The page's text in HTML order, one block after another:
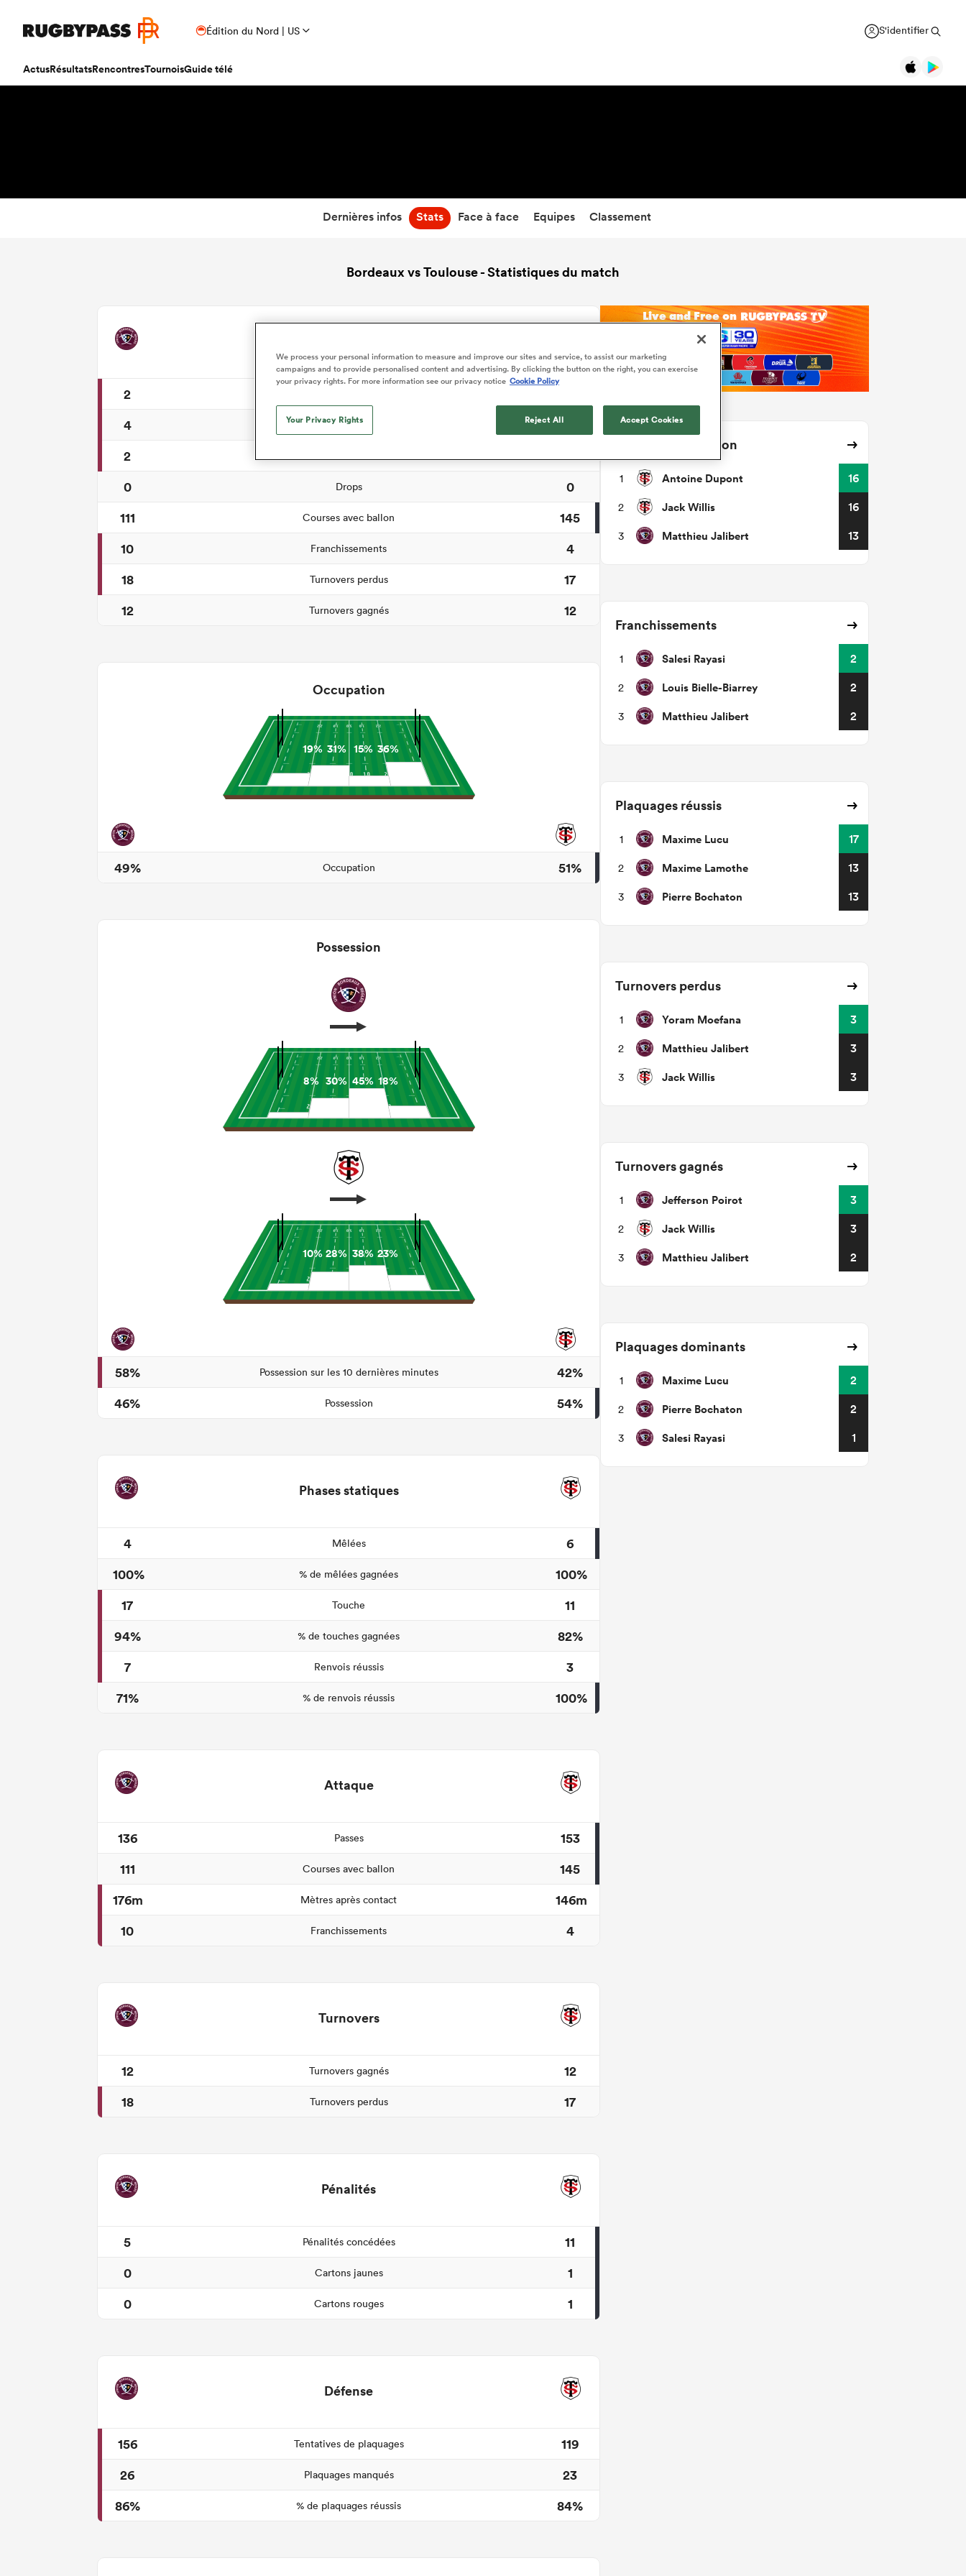
Édition du Nord | US S'identifier
ActusRésultatsRencontresTournoisGuide télé
Dernières infos Stats Face à face Equipes Classement
Bordeaux vs Toulouse - Statistiques du match
Courses avec ballon
1 Antoine Dupont 16
2 Jack Willis 16
3 Matthieu Jalibert 13
Franchissements
1 Salesi Rayasi 2
2 Louis Bielle-Biarrey 2
3 Matthieu Jalibert 2
Plaquages réussis
1 Maxime Lucu 17
2 Maxime Lamothe 13
3 Pierre Bochaton 13
Turnovers perdus
1 Yoram Moefana 3
2 Matthieu Jalibert 3
3 Jack Willis 3
Turnovers gagnés
1 Jefferson Poirot 3
2 Jack Willis 3
3 Matthieu Jalibert 2
Plaquages dominants
1 Maxime Lucu 2
2 Pierre Bochaton 2
3 Salesi Rayasi 1
2
4
Essais
2
1
0
Drops
0
111
Courses avec ballon
145
10
Franchissements
4
18
Turnovers perdus
17
12
Turnovers gagnés 12
Occupation
19% 31% 15% 36%
49% Occupation 51%
Possession
8% 30% 45% 18%
10%28% 38% 23%
58% Possession sur les 10 dernières minutes
42%
46%
Possession 54%
Phases statiques
4 Mêlées
6
100%
% de mêlées gagnées
100%
17
Touche
11
94%
% de touches gagnées
82%
7
Renvois réussis
3
71%
% de renvois réussis 100%
Attaque
136 Passes
153
111
Courses avec ballon
145
176m
Mètres après contact
146m
10
Franchissements 4
Turnovers
12 Turnovers gagnés
12
18
Turnovers perdus 17
Pénalités
5 Pénalités concédées
11
0
Cartons jaunes
1
0
Cartons rouges 1
Défense
156 Tentatives de plaquages
119
26
Plaquages manqués
23
86%
% de plaquages réussis 84%
We process your personal information to measure and improve our sites and service, to assist our marketing
campaigns and to provide personalised content and advertising. By clicking the button on the right, you can exercise
your privacy rights. For more information see our privacy notice Cookie Policy
Your Privacy Rights Reject All Accept Cookies